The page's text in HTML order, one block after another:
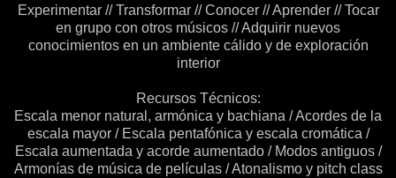
Experimentar // Transformar // Conocer // Aprender // Tocar
en grupo con otros músicos // Adquirir nuevos
conocimientos en un ambiente cálido y de exploración
interior
Recursos Técnicos:
Escala menor natural, armónica y bachiana / Acordes de la
escala mayor / Escala pentafónica y escala cromática /
Escala aumentada y acorde aumentado / Modos antiguos /
Armonías de música de películas / Atonalismo y pitch class